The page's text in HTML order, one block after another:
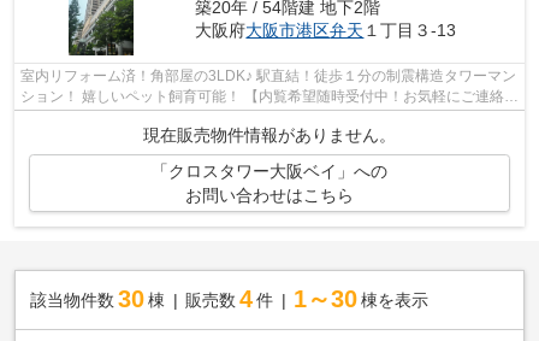
築20年 / 54階建 地下2階
大阪府大阪市港区弁天 １丁目３-13
室内リフォーム済！角部屋の3LDK♪ 駅直結！徒歩１分の制震構造タワーマン
ション！ 嬉しいペット飼育可能！ 【内覧希望随時受付中！お気軽にご連絡く
ださい♪】
現在販売物件情報がありません。
「クロスタワー大阪ベイ」への
お問い合わせはこちら
該当物件数 30棟 販売数 4 件 1～30 棟を表示